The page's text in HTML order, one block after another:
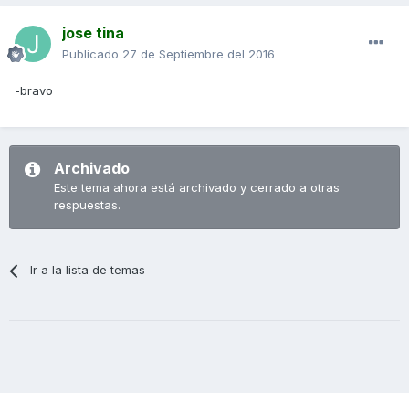
jose tina
Publicado 27 de Septiembre del 2016
-bravo
Archivado
Este tema ahora está archivado y cerrado a otras
respuestas.
Ir a la lista de temas